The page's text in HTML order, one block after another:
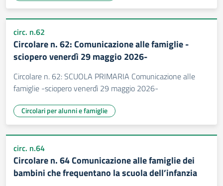
circ. n.62
Circolare n. 62: Comunicazione alle famiglie -
sciopero venerdì 29 maggio 2026-
Circolare n. 62: SCUOLA PRIMARIA Comunicazione alle
famiglie -sciopero venerdì 29 maggio 2026-
Circolari per alunni e famiglie
circ. n.64
Circolare n. 64 Comunicazione alle famiglie dei
bambini che frequentano la scuola dell’infanzia